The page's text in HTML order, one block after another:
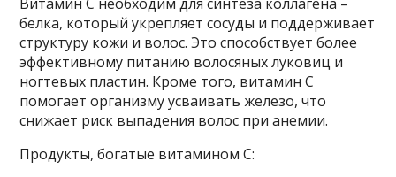
Витамин С необходим для синтеза коллагена –
белка, который укрепляет сосуды и поддерживает
структуру кожи и волос. Это способствует более
эффективному питанию волосяных луковиц и
ногтевых пластин. Кроме того, витамин С
помогает организму усваивать железо, что
снижает риск выпадения волос при анемии.
Продукты, богатые витамином С: